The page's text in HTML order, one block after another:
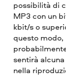
possibilità di
MP3 con un
kbit/s o
questo modo,
sentirà
nella